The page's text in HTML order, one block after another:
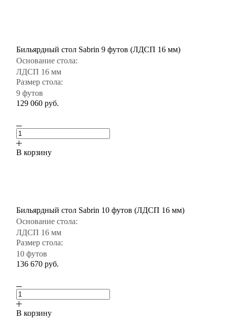
Бильярдный стол Sabrin 9 футов (ЛДСП 16 мм)
Основание стола:
ЛДСП 16 мм
Размер стола:
9 футов
129 060 руб.
В корзину
Бильярдный стол Sabrin 10 футов (ЛДСП 16 мм)
Основание стола:
ЛДСП 16 мм
Размер стола:
10 футов
136 670 руб.
В корзину